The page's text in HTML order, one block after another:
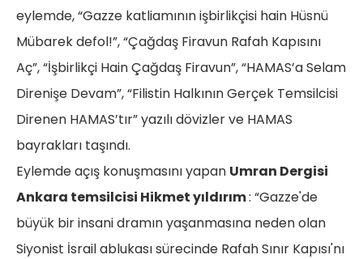
eylemde, “Gazze katliamının işbirlikçisi hain Hüsnü
Mübarek defol!”, “Çağdaş Firavun Rafah Kapısını
Aç”, “İşbirlikçi Hain Çağdaş Firavun”, “HAMAS’a Selam
Direnişe Devam”, “Filistin Halkının Gerçek Temsilcisi
Direnen HAMAS’tır” yazılı dövizler ve HAMAS
bayrakları taşındı.
Eylemde açış konuşmasını yapan Umran Dergisi
Ankara temsilcisi Hikmet yıldırım: “Gazze'de
büyük bir insani dramın yaşanmasına neden olan
Siyonist İsrail ablukası sürecinde Rafah Sınır Kapısı'nı